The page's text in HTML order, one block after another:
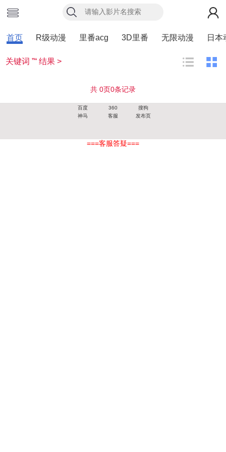
首页 R级动漫 里番acg 3D里番 无限动漫 日本
关键词 ”“ 结果 >
共 0页0条记录
百度 360
搜狗
神马
客服 发布页
===客服答疑===